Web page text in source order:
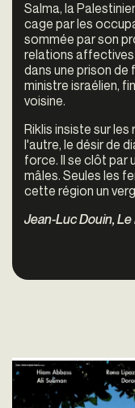
Salma, la
cage par les
sommée par son
relations affectives
dans une prison de
ministre israélien,
voisine.
Riklis insiste sur
l'autre, le désir de
force. Il se clôt par
mâles. Seules les
cette région un
Jean-Luc Douin,